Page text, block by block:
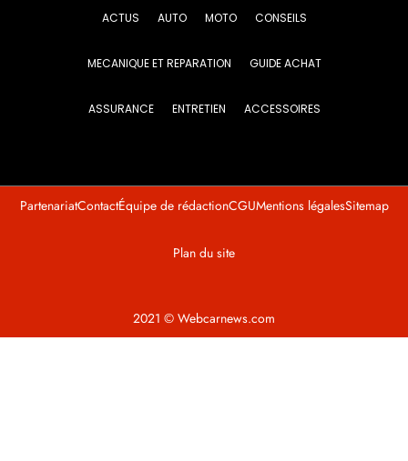
ACTUS AUTO MOTO CONSEILS
MECANIQUE ET REPARATION GUIDE ACHAT
ASSURANCE ENTRETIEN ACCESSOIRES
2021 © Webcarnews.com
PartenariatContactÉquipe de rédactionCGUMentions légalesSitemap
Plan du site